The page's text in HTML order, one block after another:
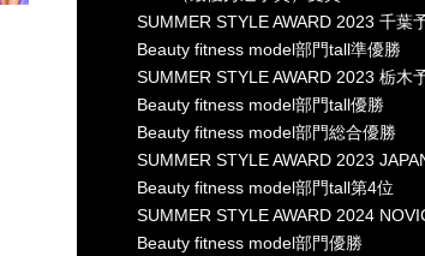
SUMMER STYLE AWARD 2023 千葉
Beauty fitness model部門tall準優勝
SUMMER STYLE AWARD 2023 栃木
Beauty fitness model部門tall優勝
Beauty fitness model部門総合優勝
SUMMER STYLE AWARD 2023
Beauty fitness model部門tall第4位
SUMMER STYLE AWARD 2024
Beauty fitness model部門優勝